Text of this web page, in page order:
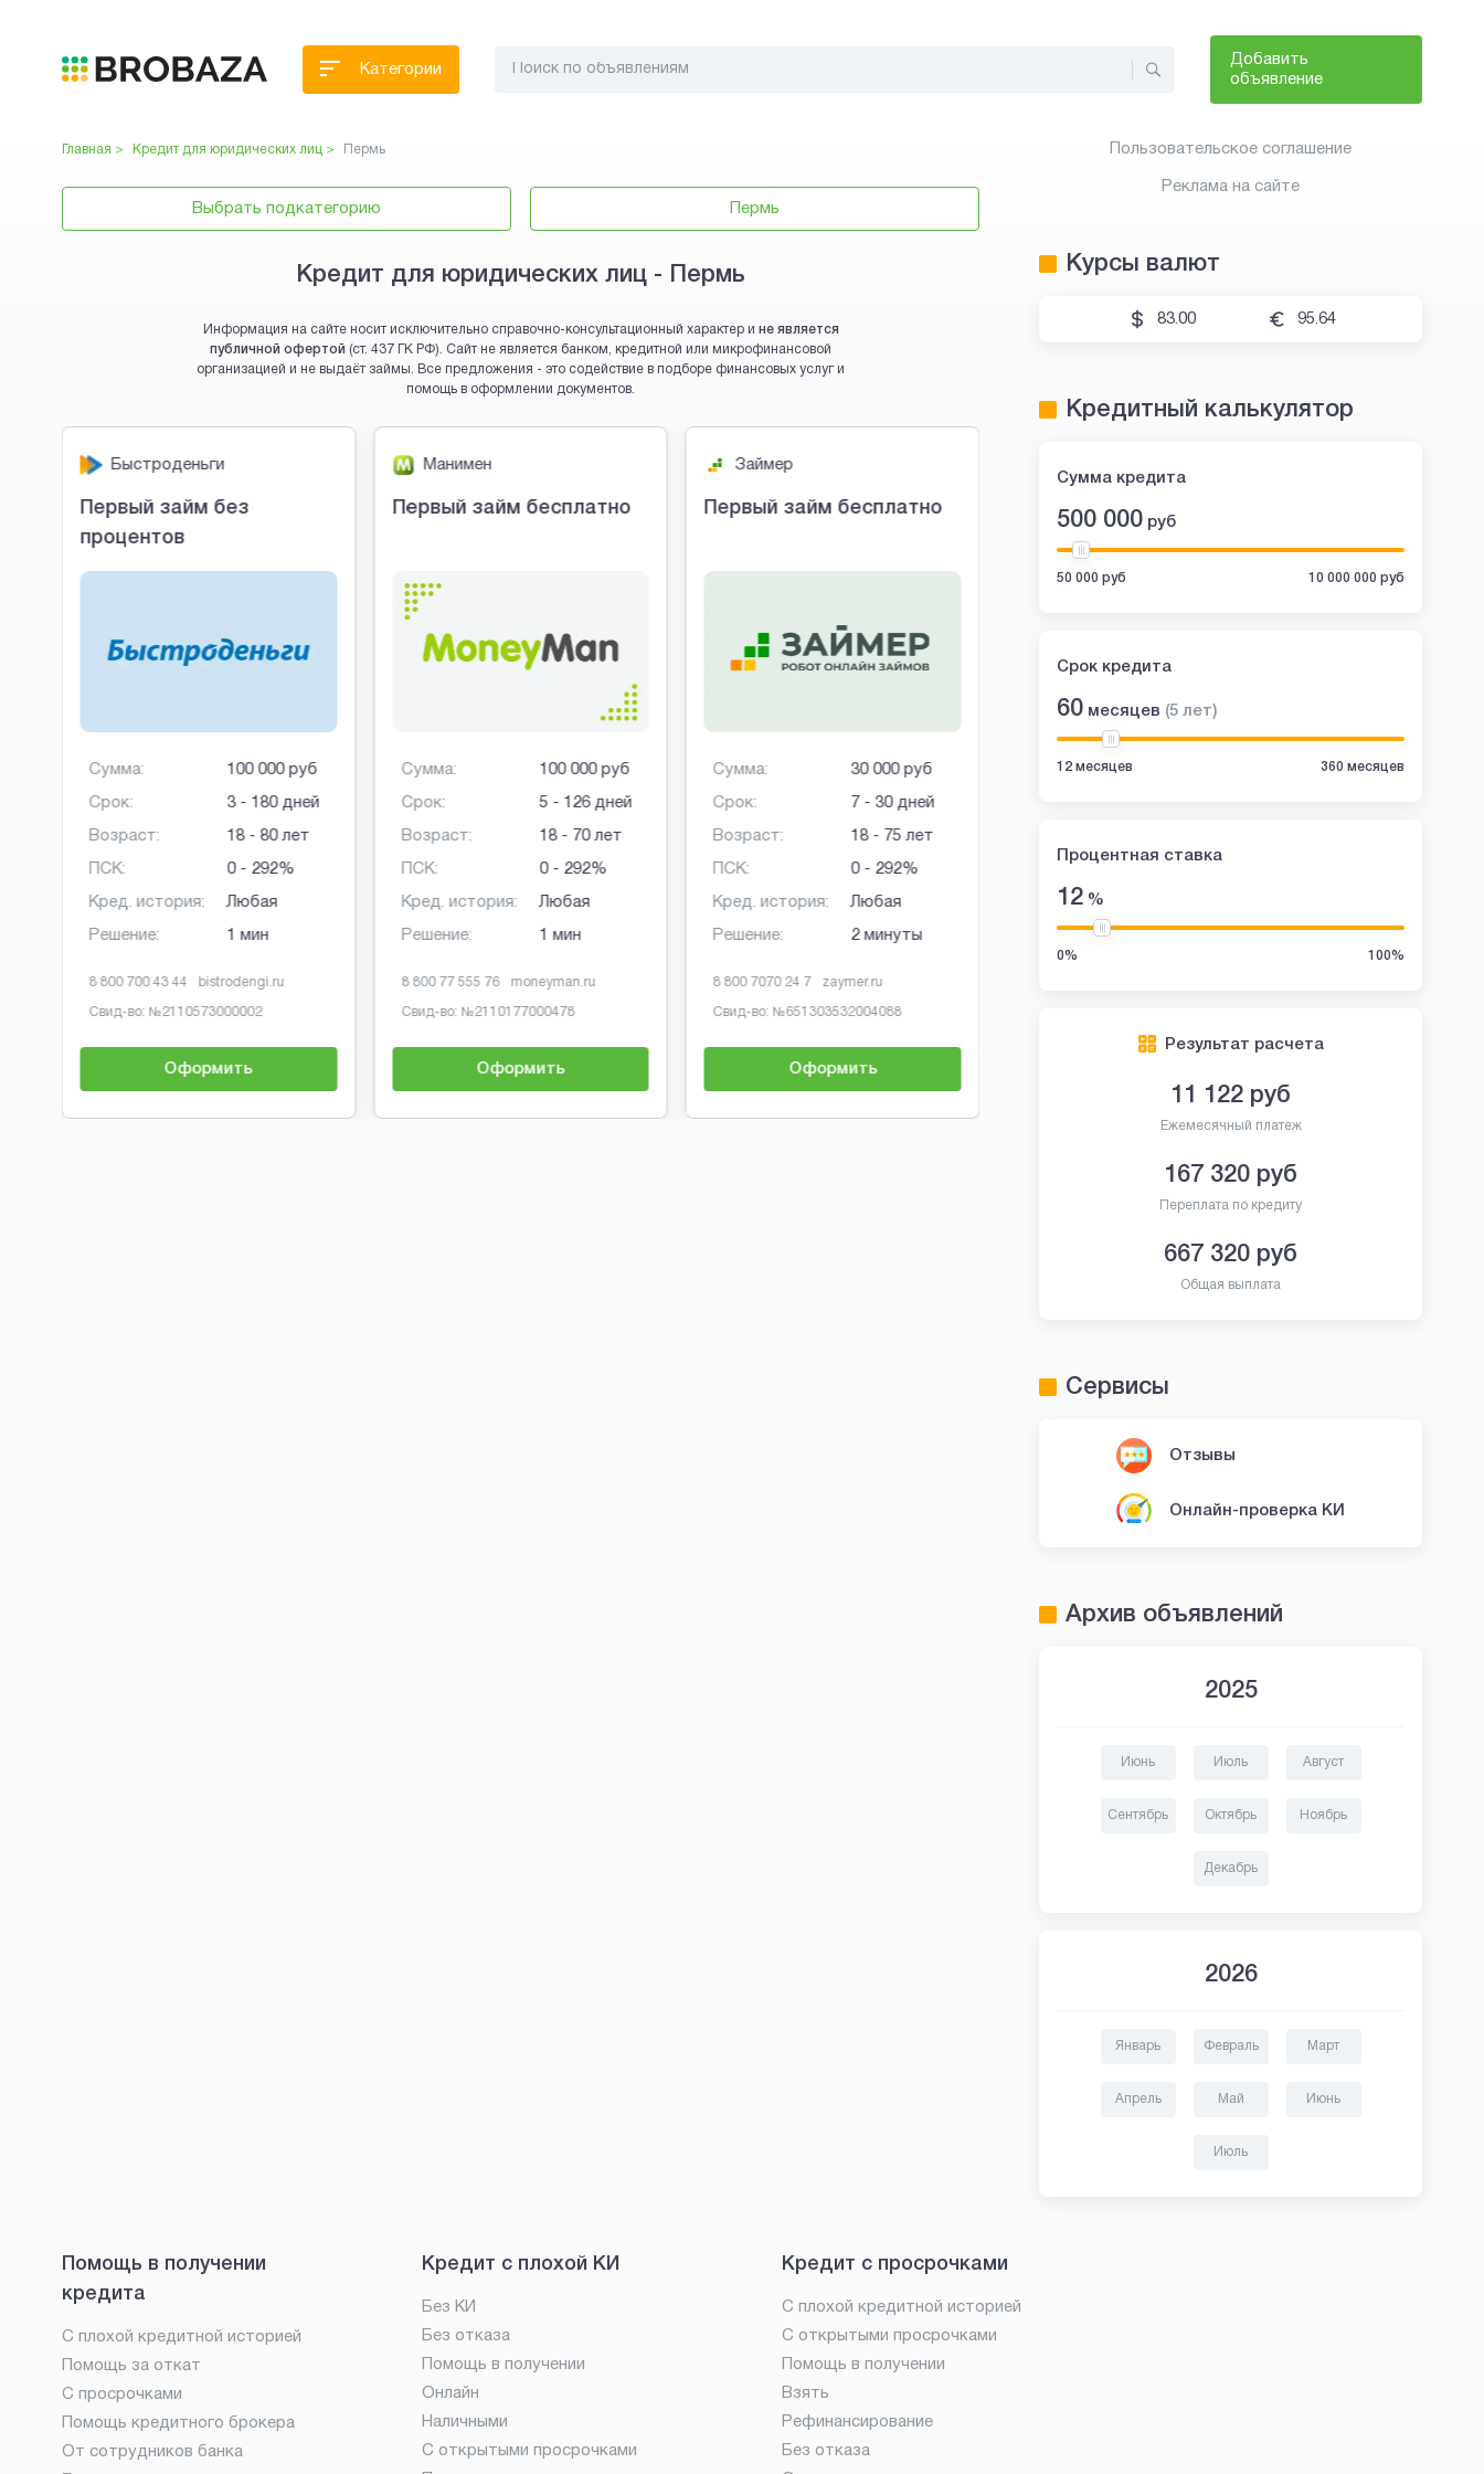
Добавить
объявление
Категории
Главная > Кредит для юридических лиц > Пермь
Выбрать подкатегорию Пермь
Кредит для юридических лиц - Пермь
Информация на сайте носит исключительно справочно-консультационный характер и не является
публичной офертой (ст. 437 ГК РФ). Сайт не является банком, кредитной или микрофинансовой
организацией и не выдаёт займы. Все предложения - это содействие в подборе финансовых услуг и
помощь в оформлении документов.
Brobaza - VIP-объявления
Быстроденьги
Первый займ без
процентов
Сумма:
Срок:
Возраст:
ПСК:
Кред. история:
Решение:
100 000 руб
3 - 180 дней
18 - 80 лет
0 - 292%
Любая
1 мин
8 800 700 43 44 bistrodengi.ru
Свид-во: №2110573000002
Оформить
Манимен
Первый займ бесплатно
Сумма:
Срок:
Возраст:
ПСК:
Кред. история:
Решение:
100 000 руб
5 - 126 дней
18 - 70 лет
0 - 292%
Любая
1 мин
8 800 77 555 76 moneyman.ru
Свид-во: №2110177000478
Оформить
Займер
Первый займ бесплатно
Сумма:
Срок:
Возраст:
ПСК:
Кред. история:
Решение:
30 000 руб
7 - 30 дней
18 - 75 лет
0 - 292%
Любая
2 минуты
8 800 7070 24 7 zaymer.ru
Свид-во: №651303532004088
Оформить
Пользовательское соглашение
Реклама на сайте
Курсы валют
83.00 95.64
Кредитный калькулятор
Сумма кредита
500 000 руб
50 000 руб 10 000 000 руб
Срок кредита
60 месяцев (5 лет)
12 месяцев 360 месяцев
Процентная ставка
12 %
0% 100%
Результат расчета
11 122 руб
Ежемесячный платеж
167 320 руб
Переплата по кредиту
667 320 руб
Общая выплата
Сервисы
Отзывы
Онлайн-проверка КИ
Архив объявлений
2025
Июнь Июль Август
Сентябрь Октябрь Ноябрь
Декабрь
2026
Январь Февраль Март
Апрель Май Июнь
Июль
Помощь в получении
кредита
С плохой кредитной историей
Помощь за откат
С просрочками
Помощь кредитного брокера
От сотрудников банка
Кредит с плохой КИ
Без КИ
Без отказа
Помощь в получении
Онлайн
Наличными
С открытыми просрочками
Кредит с просрочками
С плохой кредитной историей
С открытыми просрочками
Помощь в получении
Взять
Рефинансирование
Без отказа